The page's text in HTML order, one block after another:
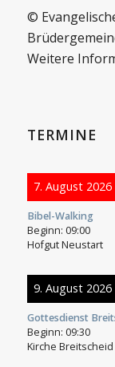
©
Weitere
TERMINE
7. August 2026
Bibel-Walking
Beginn: 09:00
Hofgut Neustart
9. August 2026
Gottesdienst
Beginn: 09:30
Kirche Breitscheid